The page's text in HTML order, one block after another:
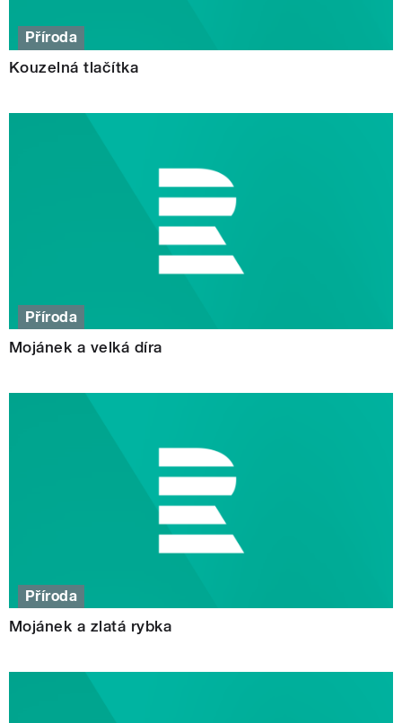
Příroda
Kouzelná tlačítka
Příroda
Mojánek a velká díra
Příroda
Mojánek a zlatá rybka